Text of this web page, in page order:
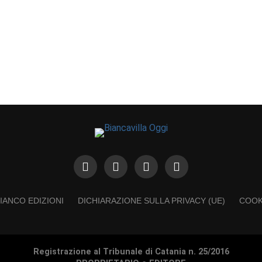
EDIZIONI DICHIARAZIONE SULLA PRIVACY (UE)
Registrazione al Tribunale di Catania n. 25/2016